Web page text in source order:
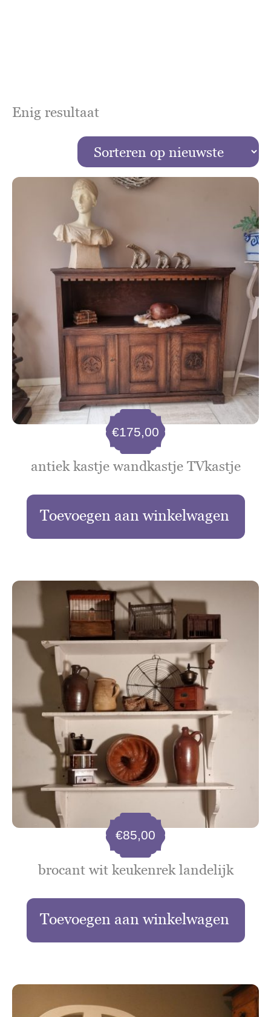
Enig resultaat
antiek kastje wandkastje TVkastje
€175,00
Toevoegen aan winkelwagen
brocant wit keukenrek landelijk
€85,00
Toevoegen aan winkelwagen